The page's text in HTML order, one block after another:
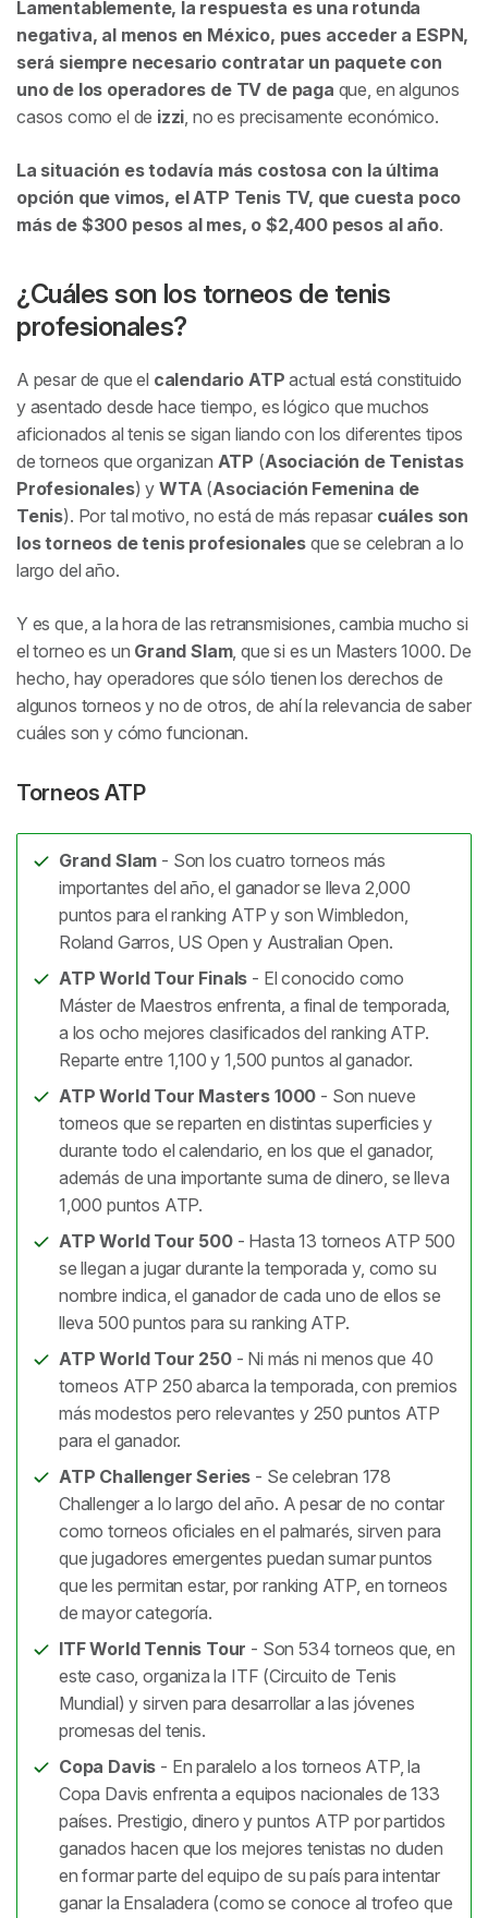
Lamentablemente, la respuesta es una rotunda
negativa, al menos en México, pues acceder a ESPN,
será siempre necesario contratar un paquete con
uno de los operadores de TV de paga que, en algunos
casos como el de izzi, no es precisamente económico.
La situación es todavía más costosa con la última
opción que vimos, el ATP Tenis TV, que cuesta poco
más de $300 pesos al mes, o $2,400 pesos al año.
¿Cuáles son los torneos de tenis
profesionales?
A pesar de que el calendario ATP actual está constituido
y asentado desde hace tiempo, es lógico que muchos
aficionados al tenis se sigan liando con los diferentes tipos
de torneos que organizan ATP (Asociación de Tenistas
Profesionales) yWTA(Asociación Femenina de
Tenis). Por tal motivo, no está de más repasar cuáles son
los torneos de tenis profesionales que se celebran a lo
largo del año.
Y es que, a la hora de las retransmisiones, cambia mucho si
el torneo es un Grand Slam, que si es un Masters 1000. De
hecho, hay operadores que sólo tienen los derechos de
algunos torneos y no de otros, de ahí la relevancia de saber
cuáles son y cómo funcionan.
Torneos ATP
Grand Slam - Son los cuatro torneos más
importantes del año, el ganador se lleva 2,000
puntos para el ranking ATP y son Wimbledon,
Roland Garros, US Open y Australian Open.
ATP World Tour Finals - El conocido como
Máster de Maestros enfrenta, a final de temporada,
a los ocho mejores clasificados del ranking ATP.
Reparte entre 1,100 y 1,500 puntos al ganador.
ATP World Tour Masters 1000 - Son nueve
torneos que se reparten en distintas superficies y
durante todo el calendario, en los que el ganador,
además de una importante suma de dinero, se lleva
1,000 puntos ATP.
ATP World Tour 500- Hasta 13 torneos ATP 500
se llegan a jugar durante la temporada y, como su
nombre indica, el ganador de cada uno de ellos se
lleva 500 puntos para su ranking ATP.
ATP World Tour 250- Ni más ni menos que 40
torneos ATP 250 abarca la temporada, con premios
más modestos pero relevantes y 250 puntos ATP
para el ganador.
ATP Challenger Series - Se celebran 178
Challenger a lo largo del año. A pesar de no contar
como torneos oficiales en el palmarés, sirven para
que jugadores emergentes puedan sumar puntos
que les permitan estar, por ranking ATP, en torneos
de mayor categoría.
ITF World Tennis Tour - Son 534 torneos que, en
este caso, organiza la ITF (Circuito de Tenis
Mundial) y sirven para desarrollar a las jóvenes
promesas del tenis.
Copa Davis - En paralelo a los torneos ATP, la
Copa Davis enfrenta a equipos nacionales de 133
países. Prestigio, dinero y puntos ATP por partidos
ganados hacen que los mejores tenistas no duden
en formar parte del equipo de su país para intentar
ganar la Ensaladera (como se conoce al trofeo que